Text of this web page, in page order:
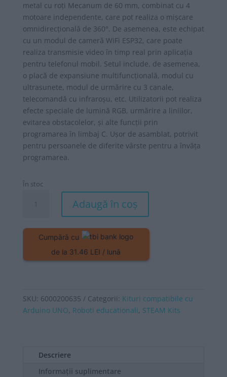
metal cu roți Mecanum de 60 mm, combinat cu 4
motoare independente, care pot realiza o mișcare
omnidirecțională de 360°. De asemenea, este echipat
cu un modul de cameră WiFi ESP32, care poate
realiza transmisie video în timp real prin aplicația
pentru telefonul mobil. Setul include, de asemenea,
o placă de expansiune multifuncțională, modul cu
ultrasunete, modul de urmărire cu 3 canale,
telecomandă cu infraroșu, etc. Utilizatorii pot realiza
efecte speciale de lumină RGB, urmărire a liniilor,
evitarea obstacolelor, și alte funcții prin
programarea în limbaj C. Ușor de asamblat, potrivit
pentru persoanele de diferite vârste pentru a învăța
programarea.
În stoc
smart
Adaugă în coș
Cumpără cu
de la 31.46 LEI / lună
SKU: 6000200635 Categorii: Kituri compatibile cu
Arduino UNO, Roboti educationali, STEAM Kits
Descriere
Informații suplimentare